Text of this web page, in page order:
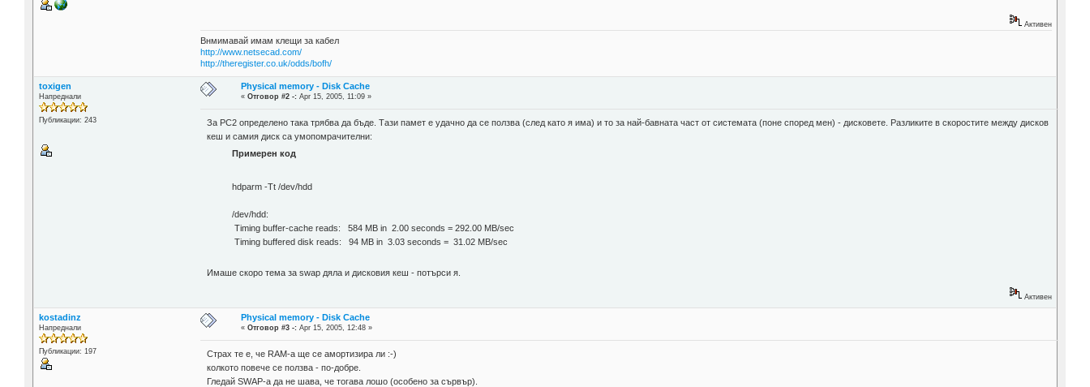
Активен
Внмимавай имам клещи за кабел
http://www.netsecad.com/
http://theregister.co.uk/odds/bofh/
toxigen
Напреднали
Публикации: 243
Physical memory - Disk Cache
«Отговор #2 -: Apr 15, 2005, 11:09 »
За PC2 определено така трябва да бъде. Тази памет е удачно да се ползва (след като я има) и то за най-бавната част от системата (поне според мен) - дисковете. Разликите в скоростите между дисков
кеш и самия диск са умопомрачителни:
Примерен код
hdparm -Tt /dev/hdd
/dev/hdd:
Timing buffer-cache reads: 584 MB in 2.00 seconds = 292.00 MB/sec
Timing buffered disk reads: 94 MB in 3.03 seconds = 31.02 MB/sec
Имаше скоро тема за swap дяла и дисковия кеш - потърси я.
Активен
kostadinz
Напреднали
Публикации: 197
Physical memory - Disk Cache
«Отговор #3 -: Apr 15, 2005, 12:48 »
Страх те е, че RAM-а ще се амортизира ли :-)
колкото повече се ползва - по-добре.
Гледай SWAP-а да не шава, че тогава лошо (особено за сървър).